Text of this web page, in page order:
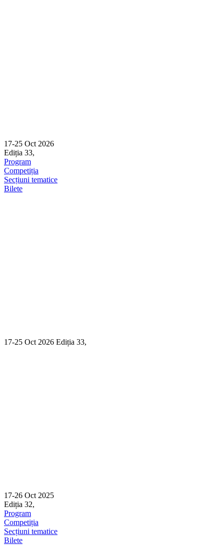
17-25 Oct 2026
Ediția 33,
Program
Competiția
Secțiuni tematice
Bilete
17-25 Oct 2026 Ediția 33,
17-26 Oct 2025
Ediția 32,
Program
Competiția
Secțiuni tematice
Bilete